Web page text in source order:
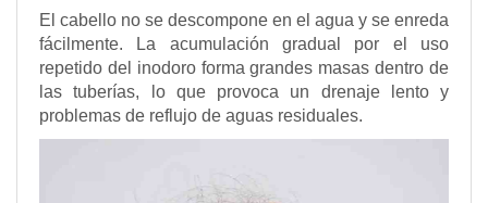
El cabello no se descompone en el agua y se enreda
fácilmente. La acumulación gradual por el uso
repetido del inodoro forma grandes masas dentro de
las tuberías, lo que provoca un drenaje lento y
problemas de reflujo de aguas residuales.